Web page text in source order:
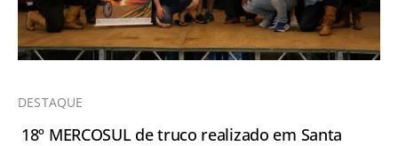
DESTAQUE
18º MERCOSUL de truco realizado em Santa